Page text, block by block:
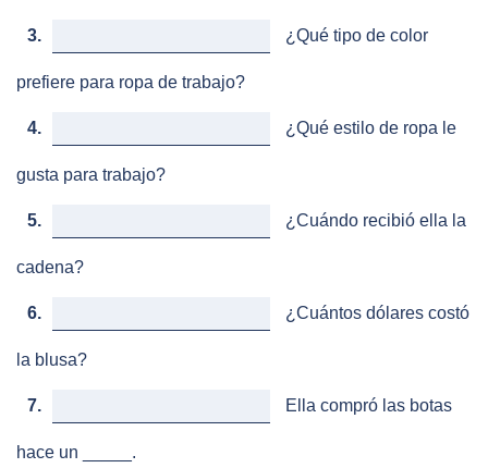
3. ¿Qué tipo de color
prefiere para ropa de trabajo?
4. ¿Qué estilo de ropa le
gusta para trabajo?
5. ¿Cuándo recibió ella la
cadena?
6. ¿Cuántos dólares costó
la blusa?
7. Ella compró las botas
hace un _____.